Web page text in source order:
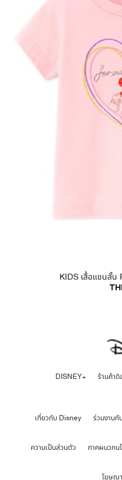
KIDS เสื้อแขนสั้น
DISNEY+ ร้านค้า
เกี่ยวกับ Disney ร่วมงานกั
ความเป็นส่วนตัว ภาคผนวกน
โฆษณ